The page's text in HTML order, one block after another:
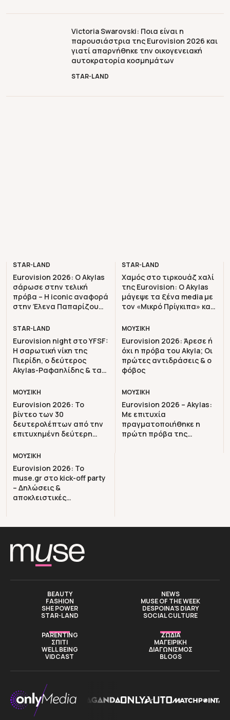
STAR-LAND
Victoria Swarovski: Ποια είναι η
παρουσιάστρια της Eurovision 2026 και
γιατί απαρνήθηκε την οικογενειακή
αυτοκρατορία κοσμημάτων
STAR-LAND
Eurovision 2026: Ο Akylas
σάρωσε στην τελική
πρόβα – H iconic αναφορά
στην Έλενα Παπαρίζου
STAR-LAND
Χαμός στο τιρκουάζ χαλί
της Eurovision: Ο Akylas
μάγεψε τα ξένα media με
τον «Μικρό Πρίγκιπα» και
κόσμους του Ferto
STAR-LAND
Eurovision night στο YFSF:
Η σαρωτική νίκη της
Πιερίδη, ο δεύτερος
Akylas-Ραφαηλίδης & τα
ΜΟΥΣΙΚΗ
Eurovision 2026: Άρεσε ή
όχι η πρόβα του Akyla; Οι
πρώτες αντιδράσεις & ο
φόβος
ΜΟΥΣΙΚΗ
Eurovision 2026: Το
βίντεο των 30
δευτερολέπτων από την
επιτυχημένη δεύτερη
συμμετοχής
ΜΟΥΣΙΚΗ
Eurovision 2026 – Akylas:
Με επιτυχία
πραγματοποιήθηκε η
πρώτη πρόβα της
ΜΟΥΣΙΚΗ
Eurovision 2026: To
muse.gr στο kick-off party
– Δηλώσεις &
αποκλειστικές
BEAUTY
FASHION
SHE POWER
STAR-LAND
NEWS
MUSE OF THE WEEK
DESPOINA’S DIARY
SOCIAL CULTURE
PARENTING
ΣΠΙΤΙ
WELL BEING
VIDCAST
ΖΩΔΙΑ
ΜΑΓΕΙΡΙΚΗ
ΔΙΑΓΩΝΙΣΜΟΣ
BLOGS